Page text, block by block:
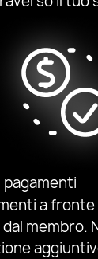
pagamenti
a
membro.